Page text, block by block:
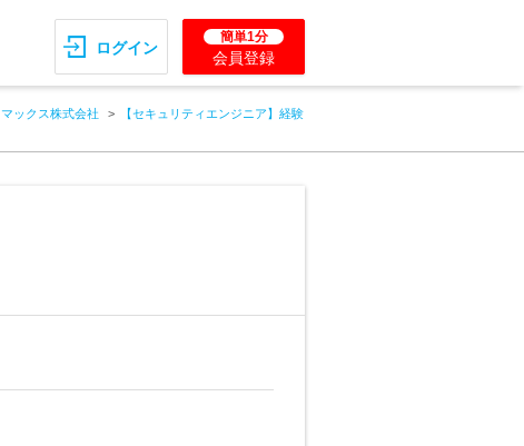
ログイン
簡単1分
会員登録
マックス株式会社
【セキュリティエンジニア】経験